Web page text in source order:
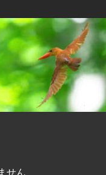
せん